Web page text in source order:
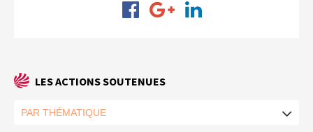
LES ACTIONS SOUTENUES